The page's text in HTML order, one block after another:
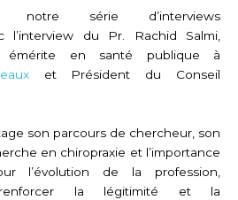
notre série d’interviews
l’interview du Pr. Rachid Salmi,
émérite en santé publique à
et Président du Conseil
son parcours de chercheur, son
en chiropraxie et l’importance
l’évolution de la profession,
la légitimité et la